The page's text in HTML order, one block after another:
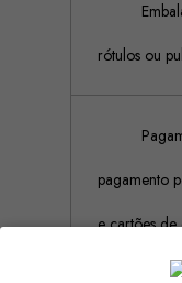
rótulos ou
pagamento
e cartões